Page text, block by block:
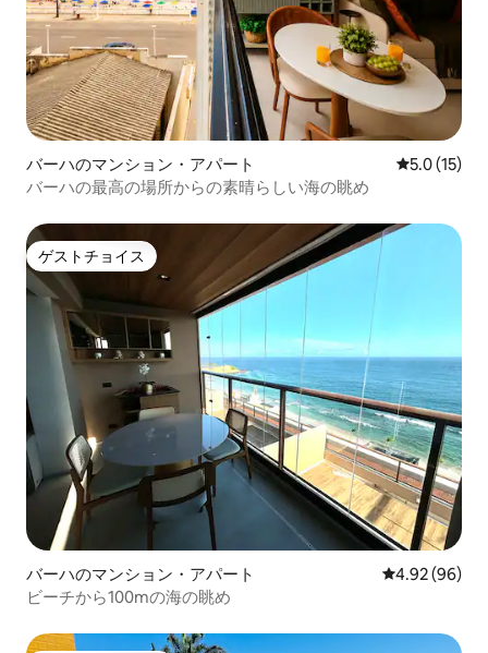
バーハのマンション・アパート レビュー15
5.0 (15)
バーハの最高の場所からの素晴らしい海の眺め
ゲストチョイス
ゲストチョイス
バーハのマンション・アパート レビュー96
4.92 (96)
ビーチから100mの海の眺め